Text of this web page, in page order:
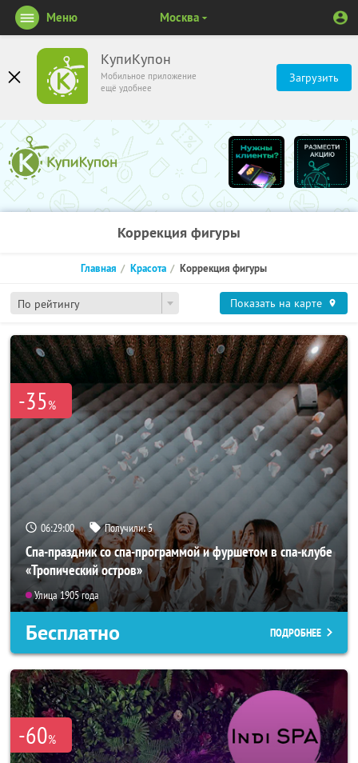
КупиКупон
Мобильное приложение
ещё удобнее
Загрузить
Меню Москва
Коррекция фигуры
По рейтингу
Главная Красота Коррекция фигуры
Показать на карте
-35%
06:28:57 Получили:5
Спа-праздник со спа-программой и фуршетом в спа-клубе
«Тропический остров»
Улица 1905 года
Бесплатно ПОДРОБНЕЕ
-60%